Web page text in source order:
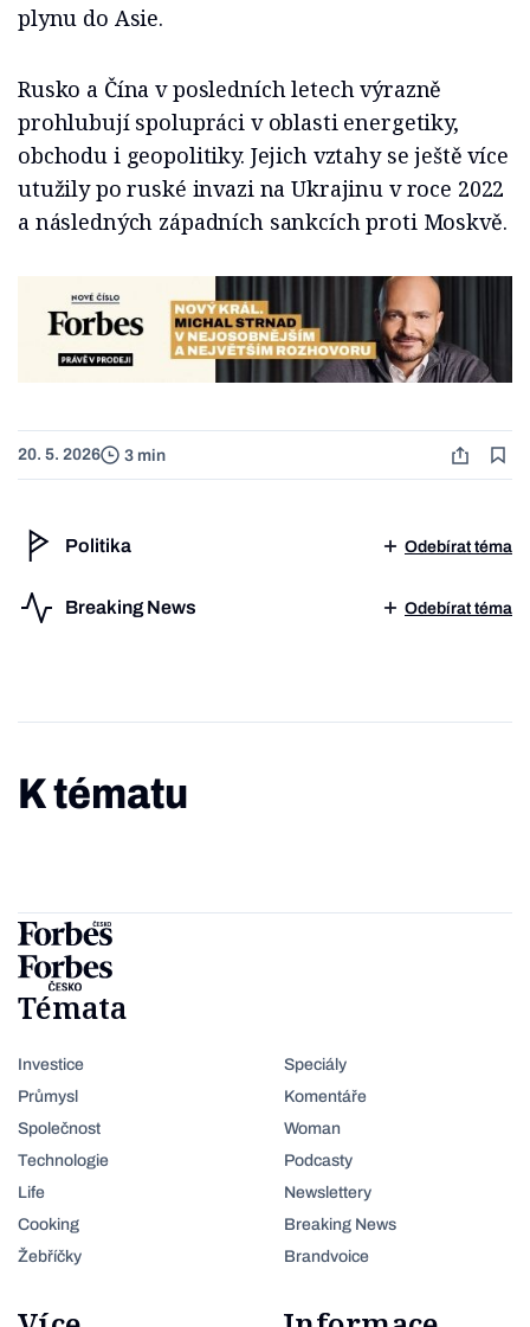
plynu do Asie.
Rusko a Čína v posledních letech výrazně
prohlubují spolupráci v oblasti energetiky,
obchodu i geopolitiky. Jejich vztahy se ještě více
utužily po ruské invazi na Ukrajinu v roce 2022
a následných západních sankcích proti Moskvě.
20. 5. 2026 3 min
Politika Odebírat téma
Breaking News Odebírat téma
K tématu
Témata
Investice
Průmysl
Společnost
Technologie
Life
Cooking
Žebříčky
Speciály
Komentáře
Woman
Podcasty
Newslettery
Breaking News
Brandvoice